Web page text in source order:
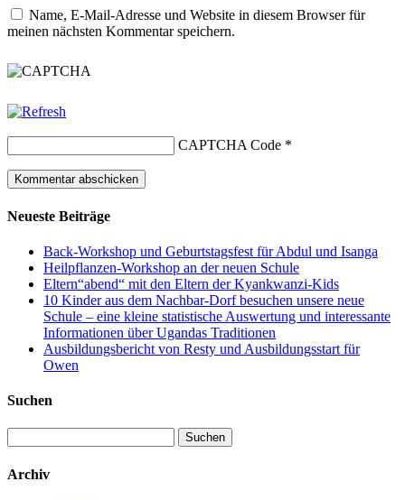
Name, E-Mail-Adresse und Website in diesem Browser für
meinen nächsten Kommentar speichern.
CAPTCHA Code *
Neueste Beiträge
Back-Workshop und Geburtstagsfest für Abdul und Isanga
Heilpflanzen-Workshop an der neuen Schule
Eltern“abend“ mit den Eltern der Kyankwanzi-Kids
10 Kinder aus dem Nachbar-Dorf besuchen unsere neue
Schule – eine kleine statistische Auswertung und interessante
Informationen über Ugandas Traditionen
Ausbildungsbericht von Resty und Ausbildungsstart für
Owen
Suchen
nach:
Archiv